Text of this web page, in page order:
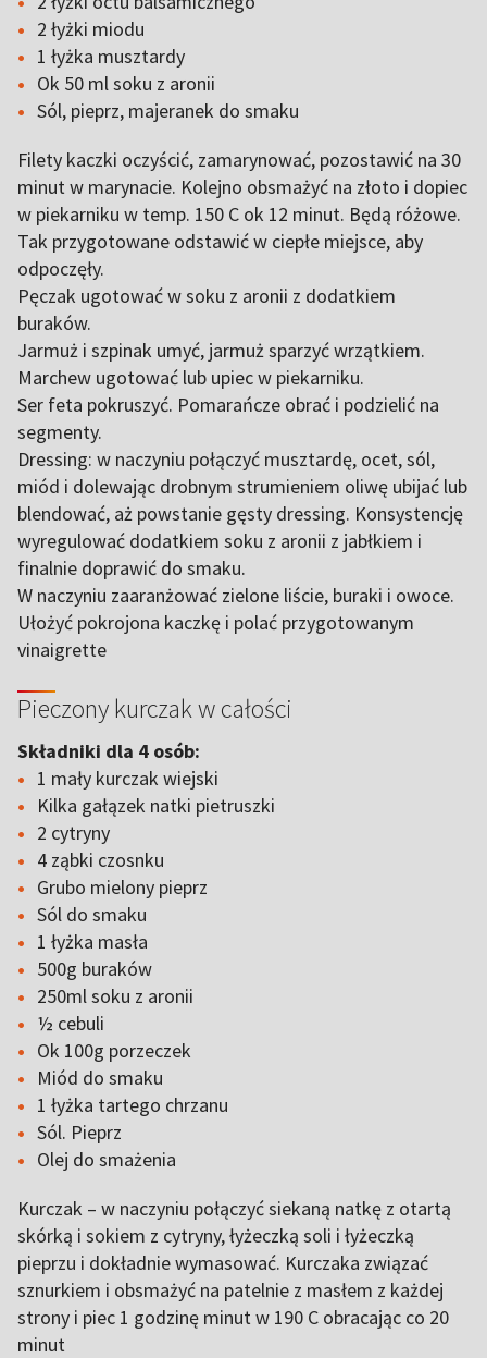
2 łyżki miodu
1 łyżka musztardy
Ok 50 ml soku z aronii
Sól, pieprz, majeranek do smaku
Filety kaczki oczyścić, zamarynować, pozostawić na 30
minut w marynacie. Kolejno obsmażyć na złoto i dopiec
w piekarniku w temp. 150 C ok 12 minut. Będą różowe.
Tak przygotowane odstawić w ciepłe miejsce, aby
odpoczęły.
Pęczak ugotować w soku z aronii z dodatkiem
buraków.
Jarmuż i szpinak umyć, jarmuż sparzyć wrzątkiem.
Marchew ugotować lub upiec w piekarniku.
Ser feta pokruszyć. Pomarańcze obrać i podzielić na
segmenty.
Dressing: w naczyniu połączyć musztardę, ocet, sól,
miód i dolewając drobnym strumieniem oliwę ubijać lub
blendować, aż powstanie gęsty dressing. Konsystencję
wyregulować dodatkiem soku z aronii z jabłkiem i
finalnie doprawić do smaku.
W naczyniu zaaranżować zielone liście, buraki i owoce.
Ułożyć pokrojona kaczkę i polać przygotowanym
vinaigrette
Pieczony kurczak w całości
Składniki dla 4 osób:
1 mały kurczak wiejski
Kilka gałązek natki pietruszki
2 cytryny
4 ząbki czosnku
Grubo mielony pieprz
Sól do smaku
1 łyżka masła
500g buraków
250ml soku z aronii
½ cebuli
Ok 100g porzeczek
Miód do smaku
1 łyżka tartego chrzanu
Sól. Pieprz
Olej do smażenia
Kurczak – w naczyniu połączyć siekaną natkę z otartą
skórką i sokiem z cytryny, łyżeczką soli i łyżeczką
pieprzu i dokładnie wymasować. Kurczaka związać
sznurkiem i obsmażyć na patelnie z masłem z każdej
strony i piec 1 godzinę minut w 190 C obracając co 20
minut